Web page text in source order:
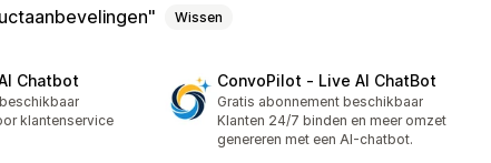
Wissen
Chatbot
klantenservice
ConvoPilot ‑ Live AI ChatBot
Gratis abonnement beschikbaar
Klanten 24/7 binden en meer omzet
genereren met een AI-chatbot.